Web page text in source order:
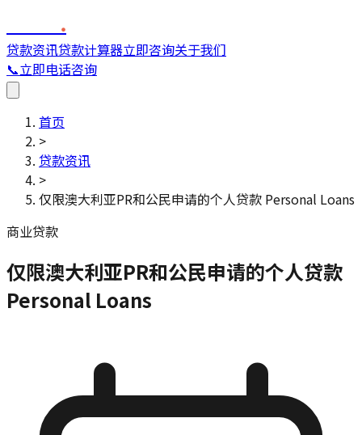
.
贷款资讯贷款计算器立即咨询关于我们
📞立即电话咨询
首页
>
贷款资讯
>
仅限澳大利亚PR和公民申请的个人贷款 Personal Loans
商业贷款
仅限澳大利亚PR和公民申请的个人贷款
Personal Loans